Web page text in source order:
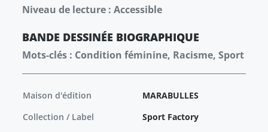
Niveau de lecture : Accessible
BANDE DESSINÉE BIOGRAPHIQUE
Mots-clés : Condition féminine, Racisme, Sport
Maison d'édition
MARABULLES
Collection / Label
Sport Factory